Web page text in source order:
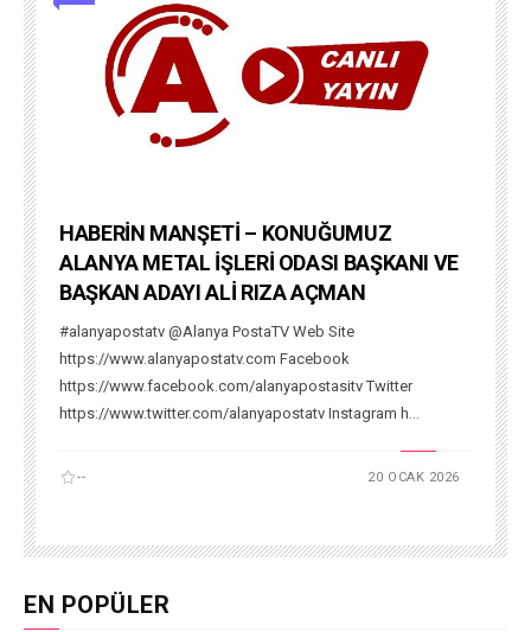
HABERİN MANŞETİ – KONUĞUMUZ
ALANYA METAL İŞLERİ ODASI BAŞKANI VE
BAŞKAN ADAYI ALİ RIZA AÇMAN
#alanyapostatv @Alanya PostaTV Web Site
https://www.alanyapostatv.com Facebook
https://www.facebook.com/alanyapostasitv Twitter
https://www.twitter.com/alanyapostatv Instagram h...
-- 20 OCAK 2026
EN POPÜLER